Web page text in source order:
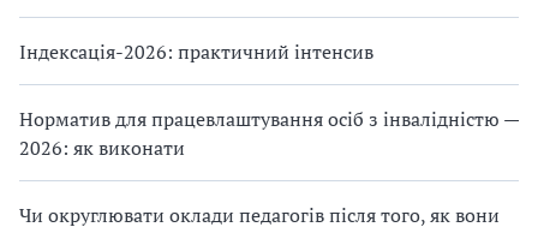
Індексація-2026: практичний інтенсив
Норматив для працевлаштування осіб з інвалідністю —
2026: як виконати
Чи округлювати оклади педагогів після того, як вони